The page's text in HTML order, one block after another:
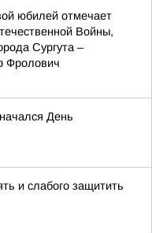
юбилей отмечает
Войны,
Сургута –
Фролович
День
и слабого защитить